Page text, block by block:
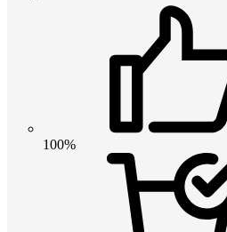
100%